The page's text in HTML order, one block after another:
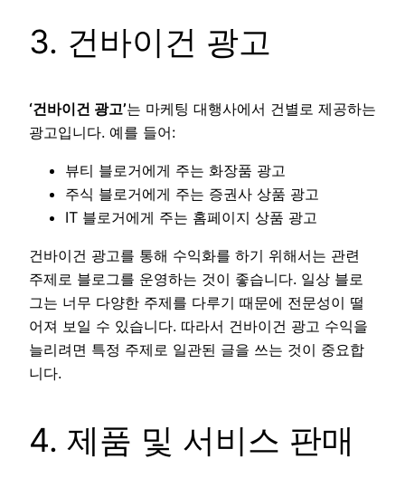
3. 건바이건 광고
‘건바이건 광고’는 마케팅 대행사에서 건별로 제공하는
광고입니다. 예를 들어:
뷰티 블로거에게 주는 화장품 광고
주식 블로거에게 주는 증권사 상품 광고
IT 블로거에게 주는 홈페이지 상품 광고
건바이건 광고를 통해 수익화를 하기 위해서는 관련
주제로 블로그를 운영하는 것이 좋습니다. 일상 블로
그는 너무 다양한 주제를 다루기 때문에 전문성이 떨
어져 보일 수 있습니다. 따라서 건바이건 광고 수익을
늘리려면 특정 주제로 일관된 글을 쓰는 것이 중요합
니다.
4. 제품 및 서비스 판매